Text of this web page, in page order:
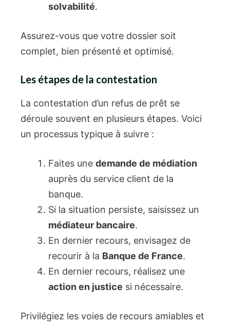
solvabilité.
Assurez-vous que votre dossier soit
complet, bien présenté et optimisé.
Les étapes de la contestation
La contestation d’un refus de prêt se
déroule souvent en plusieurs étapes. Voici
un processus typique à suivre :
Faites une demande de médiation
auprès du service client de la
banque.
Si la situation persiste, saisissez un
médiateur bancaire.
En dernier recours, envisagez de
recourir à la Banque de France.
En dernier recours, réalisez une
action en justice si nécessaire.
Privilégiez les voies de recours amiables et